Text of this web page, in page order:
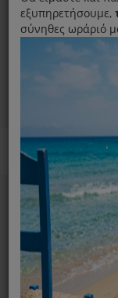
Ανταλλακτικά
Home
Αποχυμωτής
εξυπηρετήσουμε,
σύνηθες ωράριό